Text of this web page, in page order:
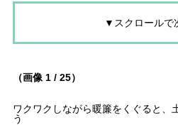
▼スクロールで
（画像 1 / 25）
ワクワクしながら暖簾をくぐると、
う